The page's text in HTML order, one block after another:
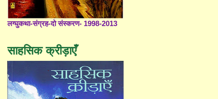
लग्घुकथा-संग्रह-दो संस्करण- 1998-2013
साहसिक क्रीड़ाएँ